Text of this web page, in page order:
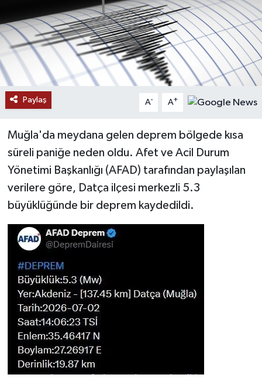
Paylaş A- A+
Muğla'da meydana gelen deprem bölgede kısa
süreli paniğe neden oldu. Afet ve Acil Durum
Yönetimi Başkanlığı (AFAD) tarafından paylaşılan
verilere göre, Datça ilçesi merkezli 5.3
büyüklüğünde bir deprem kaydedildi.
SPONSORLU YAZI
SPOR
TEKNOLOJİ
YAŞAM